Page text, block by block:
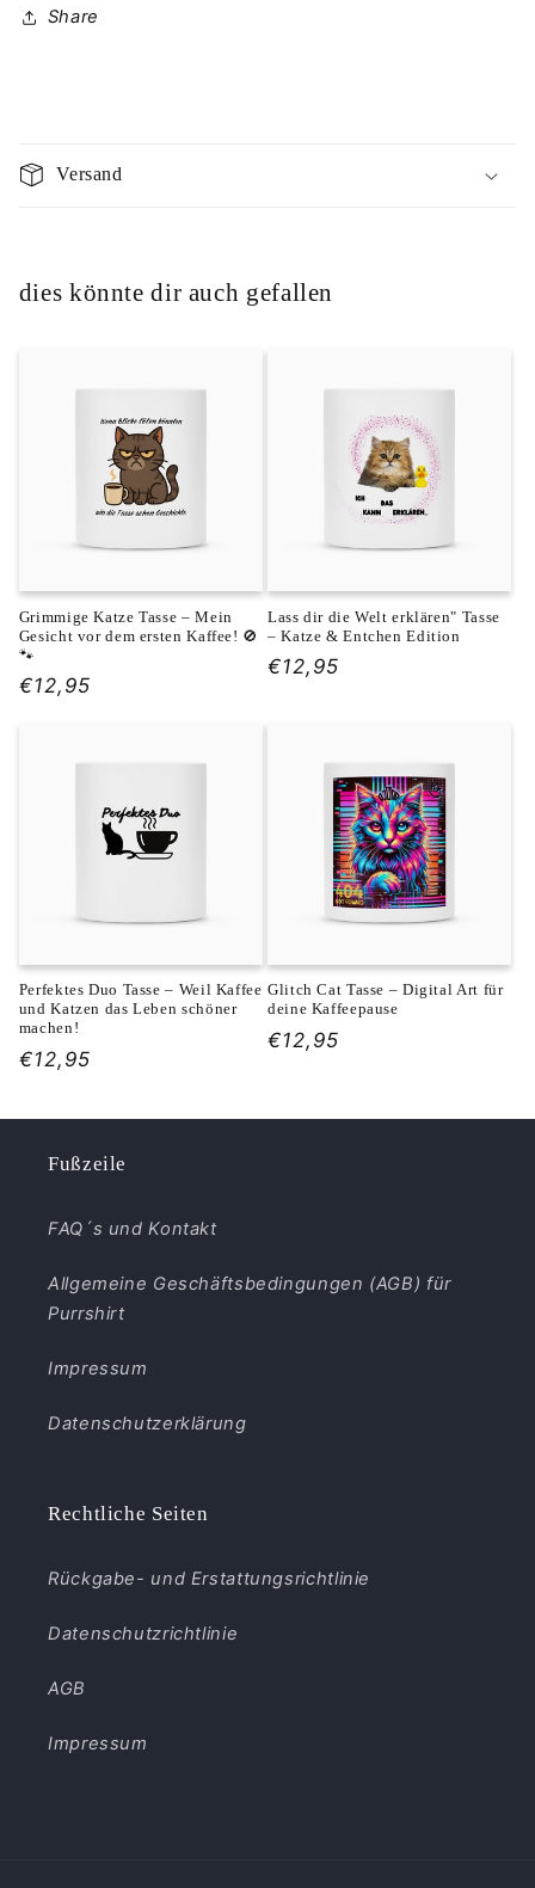
Share
i
n
a
h
a
l
Versand
dies könnte dir auch gefallen
Grimmige Katze Tasse – Mein
Gesicht vor dem ersten Kaffee! 🚫
🐾
Normaler
€12,95
Lass dir die Welt erklären" Tasse
– Katze & Entchen Edition
Normaler
€12,95
Perfektes Duo Tasse – Weil Kaffee
und Katzen das Leben schöner
machen!
Normaler
€12,95
Glitch Cat Tasse – Digital Art für
deine Kaffeepause
Normaler
€12,95
Fußzeile
FAQ´s und Kontakt
Allgemeine Geschäftsbedingungen (AGB) für
Purrshirt
Impressum
Datenschutzerklärung
Rechtliche Seiten
Rückgabe- und Erstattungsrichtlinie
Datenschutzrichtlinie
AGB
Impressum